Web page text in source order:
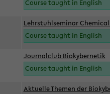
Course taught in English
Lehrstuhlseminar
Course taught in English
Journalclub Biokybernetik
Course taught in English
Aktuelle Themen der